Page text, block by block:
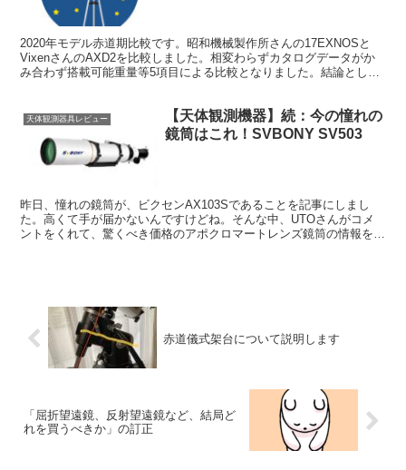
2020年モデル赤道期比較です。昭和機械製作所さんの17EXNOSと
VixenさんのAXD2を比較しました。相変わらずカタログデータがか
み合わず搭載可能重量等5項目による比較となりました。結論として
天体観測器具レビュー
【天体観測機器】続：今の憧れの
鏡筒はこれ！SVBONY SV503
昨日、憧れの鏡筒が、ビクセンAX103Sであることを記事にしまし
た。高くて手が届かないんですけどね。そんな中、UTOさんがコメ
ントをくれて、驚くべき価格のアポクロマートレンズ鏡筒の情報をい
赤道儀式架台について説明します
「屈折望遠鏡、反射望遠鏡など、結局ど
れを買うべきか」の訂正